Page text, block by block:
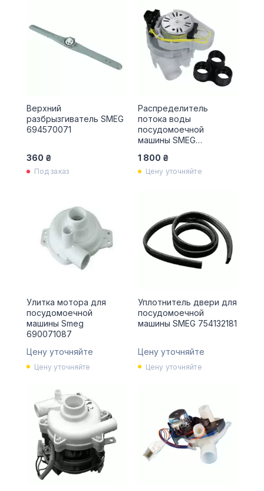
Верхний
разбрызгиватель SMEG
694570071
360 ₴
Под заказ
Распределитель
потока воды
посудомоечной
машины SMEG
1 800 ₴
Цену уточняйте
Улитка мотора для
посудомоечной
машины Smeg
690071087
Цену уточняйте
Цену уточняйте
Уплотнитель двери для
посудомоечной
машины SMEG 754132181
Цену уточняйте
Цену уточняйте